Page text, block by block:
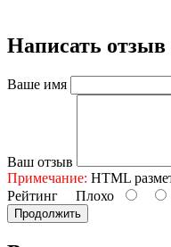
Написать отзыв
Ваше имя
Ваш отзыв
Примечание: HTML
Рейтинг Плохо
Продолжить